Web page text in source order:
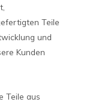
Teile
und
Kunden
Teile aus